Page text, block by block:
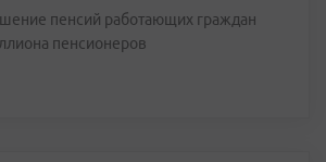
пенсий работающих граждан
пенсионеров